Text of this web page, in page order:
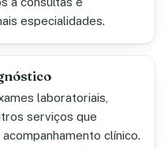
especialidades.
laboratoriais,
serviços que
clínico.